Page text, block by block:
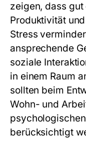
zeigen, dass
Produktivität
Stress
ansprechende
soziale
in einem Raum
sollten beim
Wohn- und
berücksichtigt